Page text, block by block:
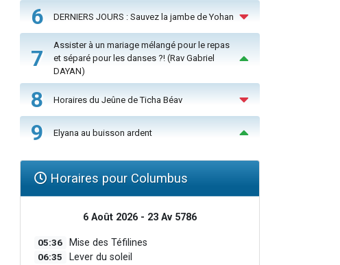
6 DERNIERS JOURS : Sauvez la jambe de Yohan
7
Assister à un mariage mélangé pour le repas
et séparé pour les danses ?! (Rav Gabriel
DAYAN)
8 Horaires du Jeûne de Ticha Béav
9 Elyana au buisson ardent
Horaires pour Columbus
6 Août 2026 - 23 Av 5786
05:36 Mise des Téfilines
06:35 Lever du soleil